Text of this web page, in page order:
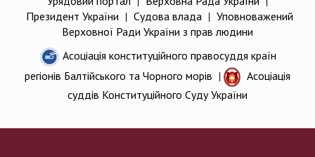
Президент України | Судова влада| Уповноважений
Верховної Ради України з прав людини
Асоціація конституційного правосуддя країн
регіонів Балтійського та Чорного морів |
Асоціація
суддів Конституційного Суду України